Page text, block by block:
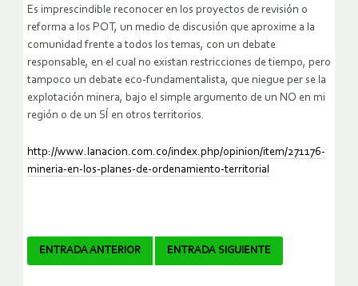
Es imprescindible reconocer en los proyectos de revisión o
reforma a los POT, un medio de discusión que aproxime a la
comunidad frente a todos los temas, con un debate
responsable, en el cual no existan restricciones de tiempo, pero
tampoco un debate eco-fundamentalista, que niegue per se la
explotación minera, bajo el simple argumento de un NO en mi
región o de un SÍ en otros territorios.
http://www.lanacion.com.co/index.php/opinion/item/271176-
mineria-en-los-planes-de-ordenamiento-territorial
Navegador
ENTRADA ANTERIOR ENTRADA SIGUIENTE